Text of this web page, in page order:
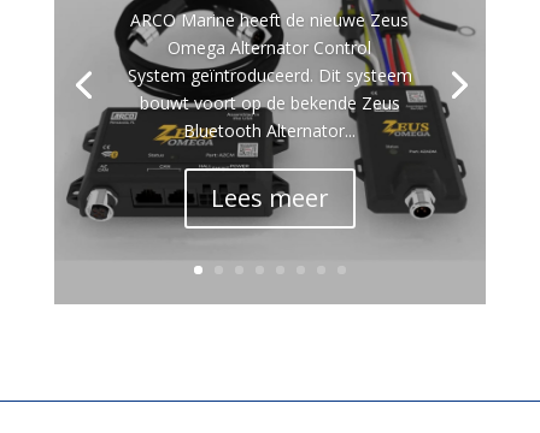
ARCO Marine heeft de nieuwe Zeus
Omega Alternator Control
System geïntroduceerd. Dit systeem
bouwt voort op de bekende Zeus
Bluetooth Alternator...
Lees meer